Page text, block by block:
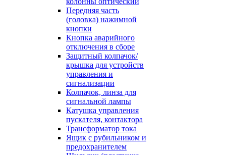
Передняя часть
(головка) нажимной
кнопки
Кнопка аварийного
отключения в сборе
Защитный колпачок/
крышка для устройств
управления и
сигнализации
Колпачок, линза для
сигнальной лампы
Катушка управления
пускателя, контактора
Трансформатор тока
Ящик с рубильником и
предохранителем